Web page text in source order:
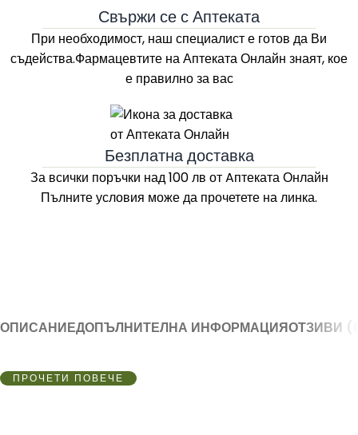
Свържи се с Аптеката
При необходимост, наш специалист е готов да Ви
съдейства.Фармацевтите наАптеката Онлайн знаят, кое
е правилно за вас
Безплатна доставка
За всички поръчки над 100 лв от Aптеката Онлайн
Пълните условия може да прочетете на линка.
ОПИСАНИЕДОПЪЛНИТЕЛНА ИНФОРМАЦИЯОТЗИВИ
ПРОЧЕТИ ПОВЕЧЕ